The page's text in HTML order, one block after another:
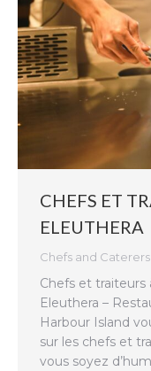
CHEFS ET
ELEUTHERA
Chefs and Caterers
Chefs et traiteurs
Eleuthera –
Harbour Island
sur les chefs et
vous soyez